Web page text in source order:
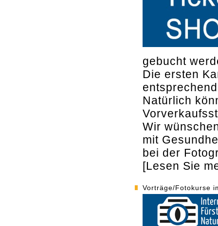
gebucht
Die ersten
Natürlich
Wir
mit
bei der
[Lesen Sie
Vorträge/Fotokurse